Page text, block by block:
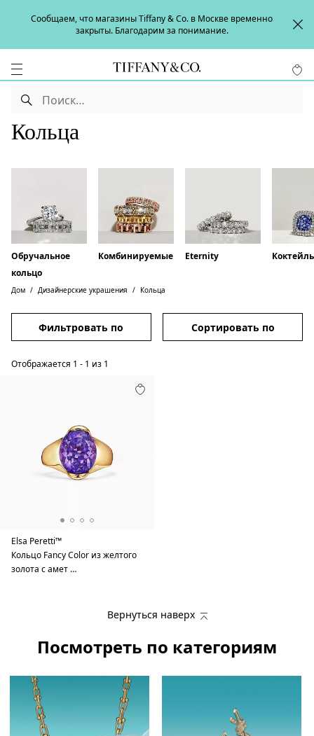
Сообщаем, что магазины Tiffany & Co. в Москве временно
закрыты. Благодарим за понимание.
Кольца
Обручальное
кольцо
Комбинируемые Eternity
Дом Дизайнерские украшения Кольца
Фильтровать по Сортировать по
Отображается 1 - 1 из 1
Elsa Peretti™
Кольцо Fancy Color из желтого
золота с амет …
Вернуться наверх
Посмотреть по категориям